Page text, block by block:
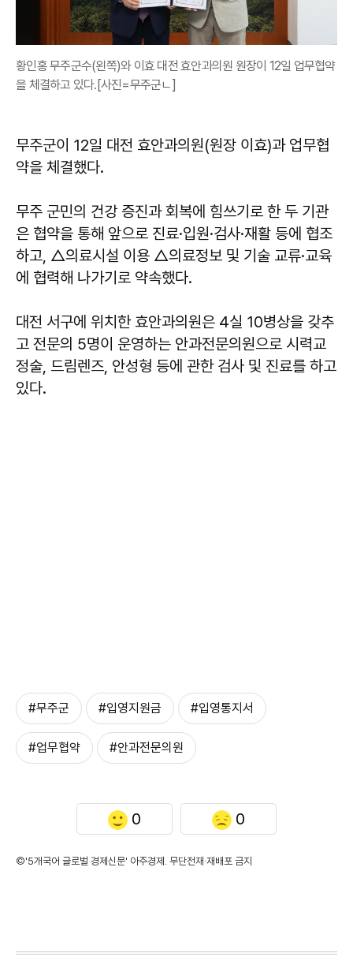
황인홍 무주군수(왼쪽)와 이효 대전 효안과의원 원장이 12일 업무협약
을 체결하고 있다.[사진=무주군ㄴ]
​​​​​​​무주군이 12일 대전 효안과의원(원장 이효)과 업무협
약을 체결했다.
무주 군민의 건강 증진과 회복에 힘쓰기로 한 두 기관
은 협약을 통해 앞으로 진료·입원·검사·재활 등에 협조
하고, △의료시설 이용 △의료정보 및 기술 교류·교육
에 협력해 나가기로 약속했다.
대전 서구에 위치한 효안과의원은 4실 10병상을 갖추
고 전문의 5명이 운영하는 안과전문의원으로 시력교
정술, 드림렌즈, 안성형 등에 관한 검사 및 진료를 하고
있다.
#무주군 #입영지원금 #입영통지서
#업무협약 #안과전문의원
0 0
©'5개국어 글로벌 경제신문' 아주경제. 무단전재·재배포 금지